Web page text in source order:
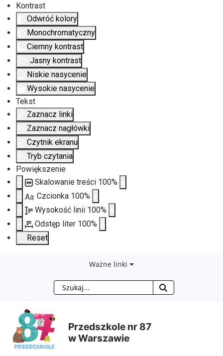
Kontrast
Odwróć kolory
Monochromatyczny
Ciemny kontrast
Jasny kontrast
Niskie nasycenie
Wysokie nasycenie
Tekst
Zaznacz linki
Zaznacz nagłówki
Czytnik ekranu
Tryb czytania
Powiększenie
Skalowanie treści 100%
Aa Czcionka 100%
Wysokość linii 100%
Odstęp liter 100%
Reset
treści
głównej
menu
nawigacyjnego
wyszukiwarki
mapy
strony
Ważne linki
Szukaj
Przedszkole nr 87
w Warszawie